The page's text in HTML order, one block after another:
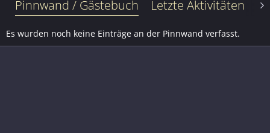
Pinnwand / Gästebuch Letzte Aktivitäten
Es wurden noch keine Einträge an der Pinnwand verfasst.